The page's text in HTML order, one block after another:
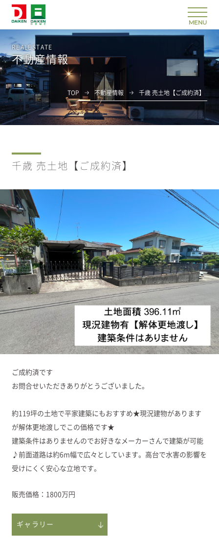
REALESTATE
不動産情報
TOP 不動産情報 千歳 売土地【ご成約済】
千歳 売土地【ご成約済】
ご成約済です
お問合せいただきありがとうございました。
約119坪の土地で平家建築にもおすすめ★現況建物があります
が解体更地渡しでこの価格です★
建築条件はありませんのでお好きなメーカーさんで建築が可能
♪前面道路は約6m幅で広々としています。高台で水害の影響を
受けにくく安心な立地です。
販売価格： 1800万円
ギャラリー